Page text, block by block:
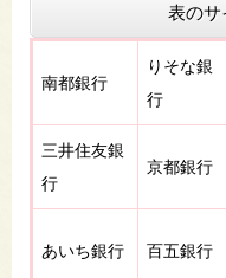
表のサ
南都銀行
りそな銀
行
三井住友銀
行
京都銀行
あいち銀行 百五銀行